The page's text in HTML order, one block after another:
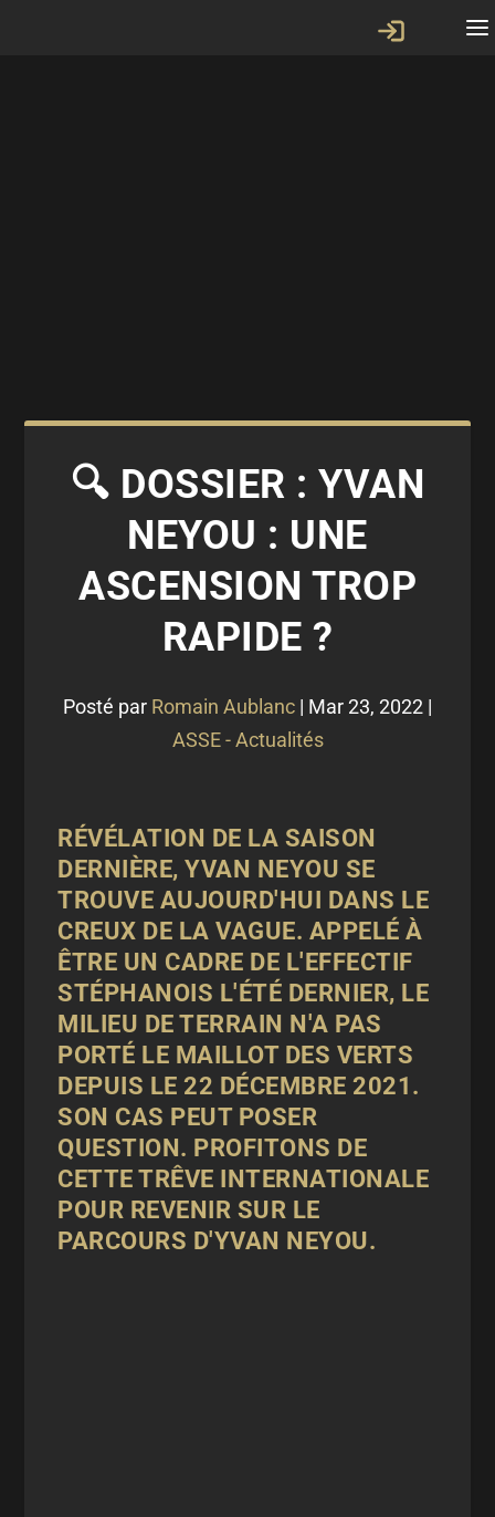
🔍 DOSSIER : YVAN
NEYOU : UNE
ASCENSION TROP
RAPIDE ?
Posté par Romain Aublanc | Mar 23, 2022 |
ASSE - Actualités
RÉVÉLATION DE LA SAISON
DERNIÈRE, YVAN NEYOU SE
TROUVE AUJOURD'HUI DANS LE
CREUX DE LA VAGUE. APPELÉ À
ÊTRE UN CADRE DE L'EFFECTIF
STÉPHANOIS L'ÉTÉ DERNIER, LE
MILIEU DE TERRAIN N'A PAS
PORTÉ LE MAILLOT DES VERTS
DEPUIS LE 22 DÉCEMBRE 2021.
SON CAS PEUT POSER
QUESTION. PROFITONS DE
CETTE TRÊVE INTERNATIONALE
POUR REVENIR SUR LE
PARCOURS D'YVAN NEYOU.